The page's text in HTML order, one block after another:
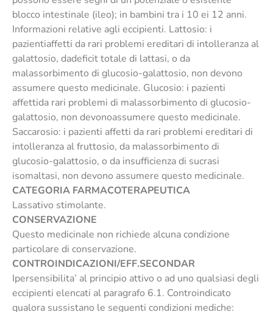
blocco intestinale (ileo); in bambini tra i 10 ei 12 anni.
Informazioni relative agli eccipienti. Lattosio: i
pazientiaffetti da rari problemi ereditari di intolleranza al
galattosio, dadeficit totale di lattasi, o da
malassorbimento di glucosio-galattosio, non devono
assumere questo medicinale. Glucosio: i pazienti
affettida rari problemi di malassorbimento di glucosio-
galattosio, non devonoassumere questo medicinale.
Saccarosio: i pazienti affetti da rari problemi ereditari di
intolleranza al fruttosio, da malassorbimento di
glucosio-galattosio, o da insufficienza di sucrasi
isomaltasi, non devono assumere questo medicinale.
CATEGORIA FARMACOTERAPEUTICA
Lassativo stimolante.
CONSERVAZIONE
Questo medicinale non richiede alcuna condizione
particolare di conservazione.
CONTROINDICAZIONI/EFF.SECONDAR
Ipersensibilita’ al principio attivo o ad uno qualsiasi degli
eccipienti elencati al paragrafo 6.1. Controindicato
qualora sussistano le seguenti condizioni mediche: